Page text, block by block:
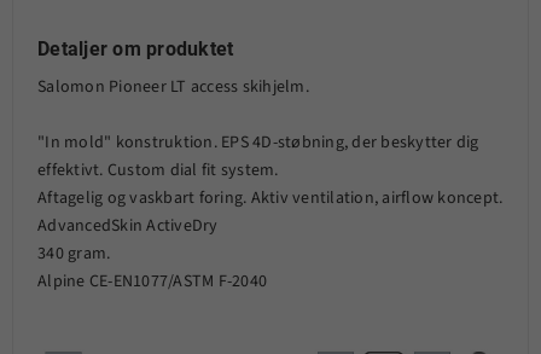
Detaljer om produktet
Salomon Pioneer LT access skihjelm.
"In mold" konstruktion. EPS 4D-støbning, der beskytter dig
effektivt. Custom dial fit system.
Aftagelig og vaskbart foring. Aktiv ventilation, airflow koncept.
AdvancedSkin ActiveDry
340 gram.
Alpine CE-EN1077/ASTM F-2040